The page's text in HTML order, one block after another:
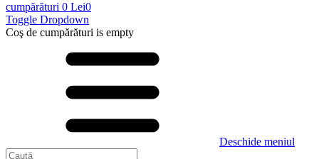
cumpărături 0 Lei0
Toggle Dropdown
Coş de cumpărături is empty
Deschide meniul